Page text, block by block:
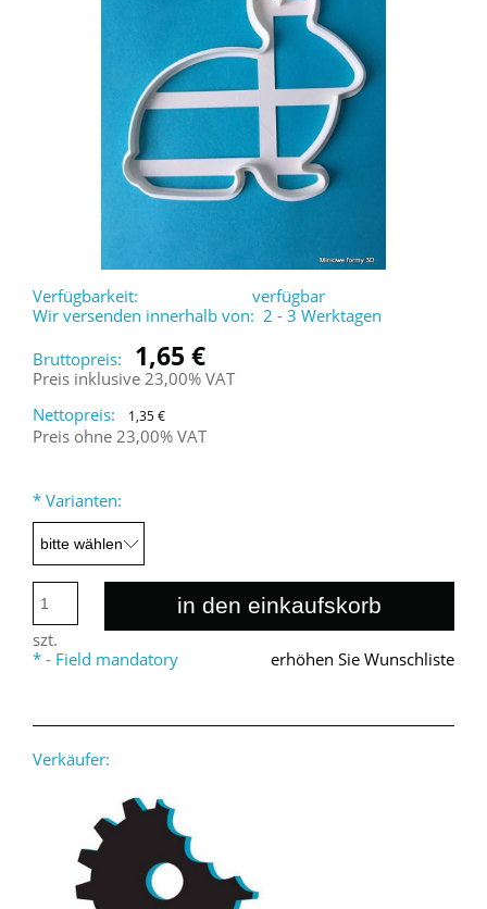
Verfügbarkeit:
verfügbar
Wir versenden innerhalb von: 2 - 3 Werktagen
Bruttopreis:
1,65 €
Preis inklusive 23,00% VAT
Nettopreis:
1,35 €
Preis ohne 23,00% VAT
* Varianten:
szt.
in den einkaufskorb
erhöhen Sie Wunschliste
* - Field mandatory
Verkäufer: